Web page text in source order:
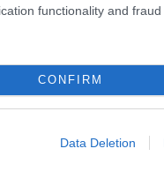
functionality and
CONFIRM
Data Deletion